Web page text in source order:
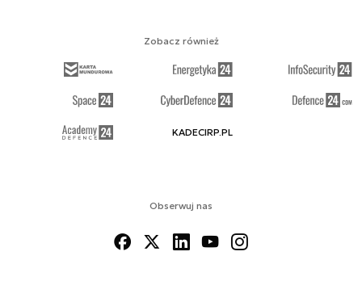
Obserwuj nas
Zobacz również
KADECIRP.PL